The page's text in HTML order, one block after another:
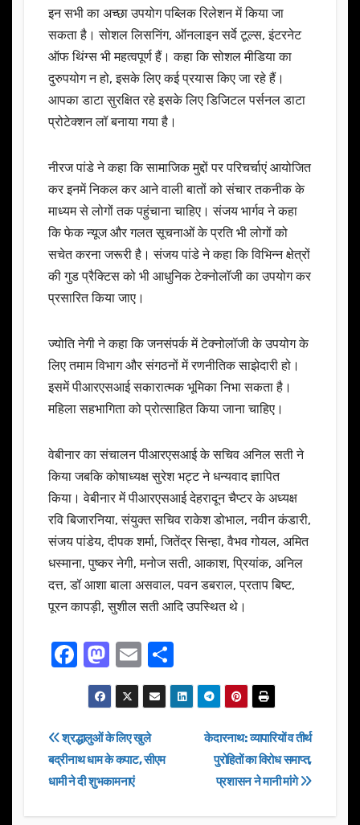
इन सभी का अच्छा उपयोग पब्लिक रिलेशन में किया जा
सकता है। सोशल लिसनिंग, ऑनलाइन सर्वे टूल्स, इंटरनेट
ऑफ थिंग्स भी महत्वपूर्ण हैं। कहा कि सोशल मीडिया का
दुरुपयोग न हो, इसके लिए कई प्रयास किए जा रहे हैं।
आपका डाटा सुरक्षित रहे इसके लिए डिजिटल पर्सनल डाटा
प्रोटेक्शन लॉ बनाया गया है।
नीरज पांडे ने कहा कि सामाजिक मुद्दों पर परिचर्चाएं आयोजित
कर इनमें निकल कर आने वाली बातों को संचार तकनीक के
माध्यम से लोगों तक पहुंचाना चाहिए। संजय भार्गव ने कहा
कि फेक न्यूज और गलत सूचनाओं के प्रति भी लोगों को
सचेत करना जरूरी है। संजय पांडे ने कहा कि विभिन्न क्षेत्रों
की गुड प्रैक्टिस को भी आधुनिक टेक्नोलॉजी का उपयोग कर
प्रसारित किया जाए।
ज्योति नेगी ने कहा कि जनसंपर्क में टेक्नोलॉजी के उपयोग के
लिए तमाम विभाग और संगठनों में रणनीतिक साझेदारी हो।
इसमें पीआरएसआई सकारात्मक भूमिका निभा सकता है।
महिला सहभागिता को प्रोत्साहित किया जाना चाहिए।
वेबीनार का संचालन पीआरएसआई के सचिव अनिल सती ने
किया जबकि कोषाध्यक्ष सुरेश भट्ट ने धन्यवाद ज्ञापित
किया। वेबीनार में पीआरएसआई देहरादून चैप्टर के अध्यक्ष
रवि बिजारनिया, संयुक्त सचिव राकेश डोभाल, नवीन कंडारी,
संजय पांडेय, दीपक शर्मा, जितेंद्र सिन्हा, वैभव गोयल, अमित
धस्माना, पुष्कर नेगी, मनोज सती, आकाश, प्रियांक, अनिल
दत्त, डॉ आशा बाला असवाल, पवन डबराल, प्रताप बिष्ट,
पूरन कापड़ी, सुशील सती आदि उपस्थित थे।
F
a
c
e
b
o
o
M
a
st
o
d
o
n
E
m
ail
h
ar
Post
navigation
केदारनाथ: व्यापारियों व तीर्थ
पुरोहितों का विरोध समाप्त,
प्रशासन ने मानी मांगे
श्रद्धालुओं के लिए खुले
बद्रीनाथ धाम के कपाट, सीएम
धामी ने दी शुभकामनाएं